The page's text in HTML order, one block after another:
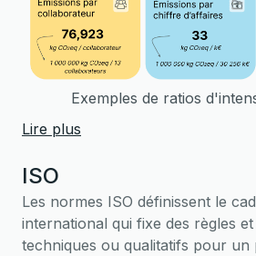
Exemples de ratios
Lire plus
ISO
Les normes ISO définissent le
international qui fixe des règles
techniques ou qualitatifs pour un